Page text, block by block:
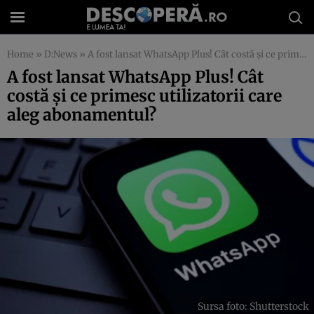
Home » D:News » A fost lansat WhatsApp Plus! Cât costă și ce primesc utilizatorii care aleg abonamentul?
A fost lansat WhatsApp Plus! Cât
costă și ce primesc utilizatorii care
aleg abonamentul?
Sursa foto: Shutterstock